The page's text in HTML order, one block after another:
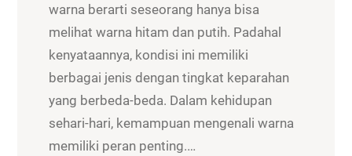
warna berarti seseorang hanya bisa
melihat warna hitam dan putih. Padahal
kenyataannya, kondisi ini memiliki
berbagai jenis dengan tingkat keparahan
yang berbeda-beda. Dalam kehidupan
sehari-hari, kemampuan mengenali warna
memiliki peran penting.…